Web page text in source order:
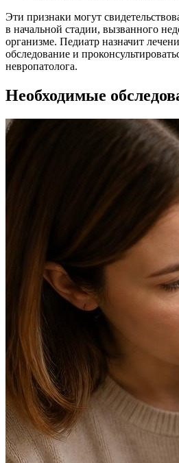
Эти признаки могут
в начальной стадии, вызванного
организме. Педиатр назначит
обследование и
невропатолога.
Необходимые